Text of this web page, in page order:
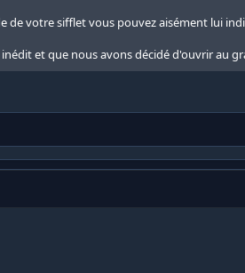
de votre sifflet vous pouvez aisément lui
et que nous avons décidé d'ouvrir au